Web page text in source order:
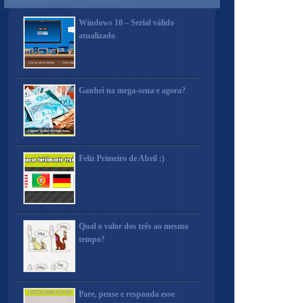
Windows 10 – Serial válido
atualizado
Ganhei na mega-sena e agora?
Feliz Primeiro de Abril :)
Qual o valor dos três ao mesmo
tempo?
Pare, pense e responda esse